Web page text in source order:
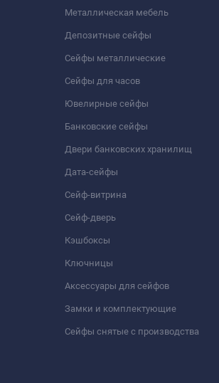
Металлическая мебель
Депозитные сейфы
Сейфы металлические
Сейфы для часов
Ювелирные сейфы
Банковские сейфы
Двери банковских хранилищ
Дата-сейфы
Сейф-витрина
Сейф-дверь
Кэшбоксы
Ключницы
Аксессуары для сейфов
Замки и комплектующие
Сейфы снятые с производства